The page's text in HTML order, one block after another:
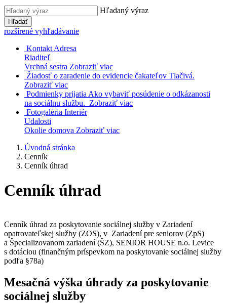
Hľadaný výraz
Hľadať
rozšírené vyhľadávanie
Kontakt Adresa
Riaditeľ
Vrchná sestra Zobraziť viac
Žiadosť o zaradenie do evidencie čakateľov Tlačivá.
Zobraziť viac
Podmienky prijatia Ako vybaviť posúdenie o odkázanosti
na sociálnu službu. Zobraziť viac
Fotogaléria Interiér
Udalosti
Okolie domova Zobraziť viac
Úvodná stránka
Cenník
Cenník úhrad
Cenník úhrad
Cenník úhrad za poskytovanie sociálnej služby v Zariadení
opatrovateľskej služby (ZOS), v Zariadení pre seniorov (ZpS)
a Špecializovanom zariadení (ŠZ), SENIOR HOUSE n.o. Levice
s dotáciou (finančným príspevkom na poskytovanie sociálnej služby
podľa §78a)
Mesačná výška úhrady za poskytovanie
sociálnej služby